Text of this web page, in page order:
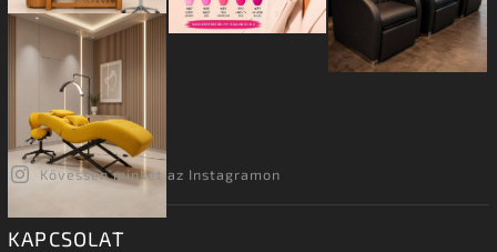
Kövessen minket az Instagramon
KAPCSOLAT